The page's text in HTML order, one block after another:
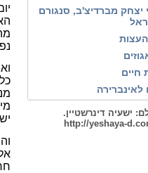
יצחק מברדיצ'ב, סנגורם
חיים
לאינברירה
ישעיה דינרשטיין.
http://yeshaya-